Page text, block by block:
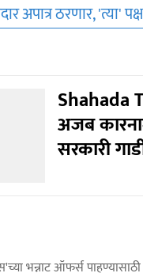
अपात्र ठरणार, 'त्या'
Shahada
अजब
सरकारी
भन्नाट ऑफर्स पाहण्यासाठी